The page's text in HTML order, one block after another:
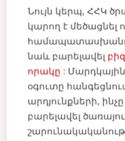
Նույն կերպ, ՀՀԿ
կարող է մեծացնել
նաև բարելավել
որակը :
օգուտը
արդյունքների,
բարելավել